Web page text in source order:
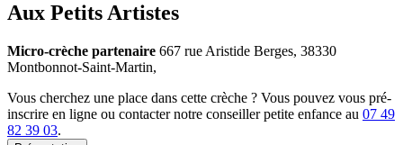
Aux Petits Artistes
Micro-crèche partenaire 667 rue Aristide Berges, 38330
Montbonnot-Saint-Martin,
Vous cherchez une place dans cette crèche ? Vous pouvez vous pré-
inscrire en ligne ou contacter notre conseiller petite enfance au 07 49
82 39 03.